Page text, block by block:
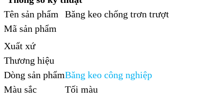
Tên sản phẩm
Băng keo chống trơn trượt
Mã sản phẩm
Xuất xứ
Thương hiệu
Dòng sản phẩmBăng keo công nghiệp
Màu sắc
Tối màu